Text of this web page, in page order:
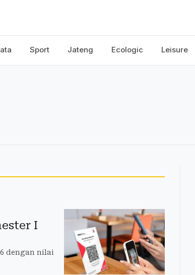
Sport Jateng Ecologic Leisure
I
dengan nilai